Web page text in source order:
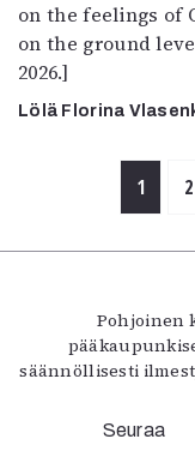
on the feelings of
on the ground
2026.]
Lölä Florina
1 2
Pohjoinen
säännöllisesti
Seuraa